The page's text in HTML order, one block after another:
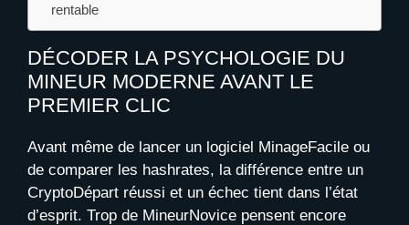
rentable
DÉCODER LA PSYCHOLOGIE DU
MINEUR MODERNE AVANT LE
PREMIER CLIC
Avant même de lancer un logiciel MinageFacile ou
de comparer les hashrates, la différence entre un
CryptoDépart réussi et un échec tient dans l’état
d’esprit. Trop de MineurNovice pensent encore